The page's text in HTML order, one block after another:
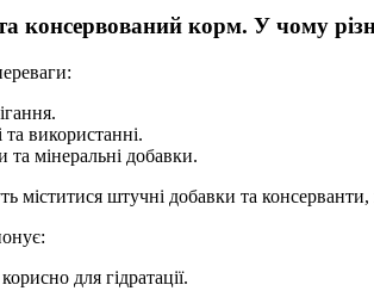
консервований корм. У чому
та використанні.
та мінеральні добавки.
міститися штучні добавки та
для гідратації.